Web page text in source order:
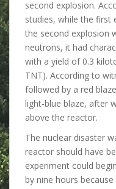
second explosion.
studies, while the first
the second explosion
neutrons, it had
with a yield of 0.3
TNT). According to
followed by a red
light-blue blaze, after
above the reactor.
The nuclear disaster
reactor should have
experiment could
by nine hours